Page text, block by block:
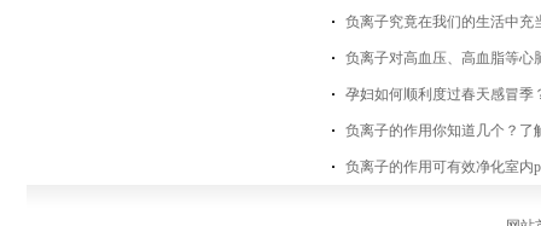
负离子究竟在我们的生活中充
负离子对高血压、高血脂等心
孕妇如何顺利度过春天感冒季
负离子的作用你知道几个？了
负离子的作用可有效净化室内